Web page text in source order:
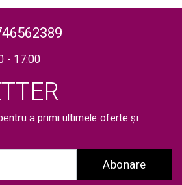
- 17:00
a primi ultimele oferte și
Abonare